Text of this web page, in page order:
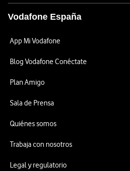
Vodafone España
App Mi Vodafone
Blog Vodafone Conéctate
Plan Amigo
Sala de Prensa
Quiénes somos
Trabaja con nosotros
Legal y regulatorio